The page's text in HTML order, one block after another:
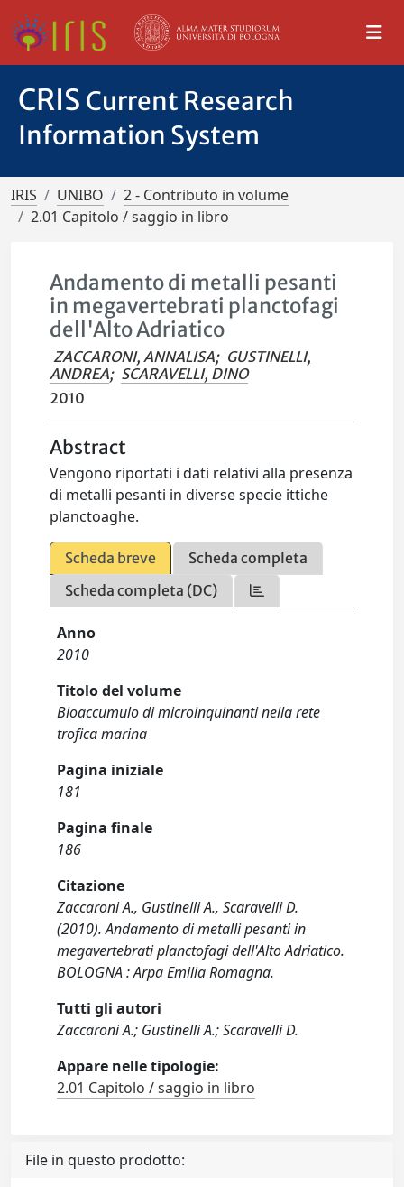
CRIS Current Research
Information System
IRIS UNIBO
2 - Contributo in volume
2.01 Capitolo / saggio in libro
Andamento di metalli pesanti
in megavertebrati planctofagi
dell'Alto Adriatico
ZACCARONI, ANNALISA; GUSTINELLI,
ANDREA; SCARAVELLI, DINO
2010
Abstract
Vengono riportati i dati relativi alla presenza
di metalli pesanti in diverse specie ittiche
planctoaghe.
Scheda breve
Scheda completa
Scheda completa (DC)
Anno
2010
Titolo del volume
Bioaccumulo di microinquinanti nella rete
trofica marina
Pagina iniziale
181
Pagina finale
186
Citazione
Zaccaroni A., Gustinelli A., Scaravelli D.
(2010). Andamento di metalli pesanti in
megavertebrati planctofagi dell'Alto Adriatico.
BOLOGNA : Arpa Emilia Romagna.
Tutti gli autori
Zaccaroni A.; Gustinelli A.; Scaravelli D.
Appare nelle tipologie:
2.01 Capitolo / saggio in libro
File in questo prodotto: